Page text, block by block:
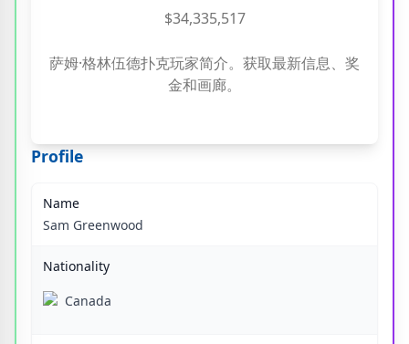
$34,335,517
萨姆·格林伍德扑克玩家简介。获取最新信息、奖
金和画廊。
Profile
Name
Sam Greenwood
Nationality
Canada